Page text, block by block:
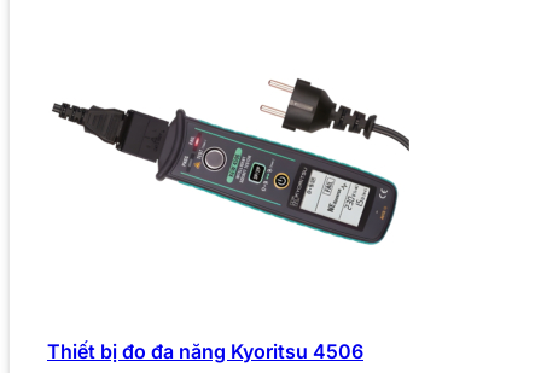
Thiết bị đo đa năng Kyoritsu 4506